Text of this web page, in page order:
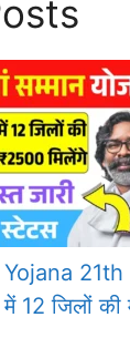
जिलों की